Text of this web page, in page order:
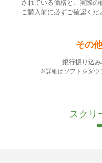
されている価格と、実際の
ご購入前に必ずご確認くだ
その
銀行振り込
※詳細はソフトをダウ
スクリ